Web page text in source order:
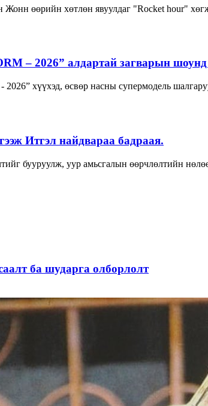
Жонн өөрийн хөтлөн явуулдаг "Rocket hour"
– 2026” алдартай загварын
хүүхэд, өсвөр насны супермодель
Итгэл найдвараа бадраая.
бууруулж, уур амьсгалын өөрчлөлтийн
ба шударга олборлолт